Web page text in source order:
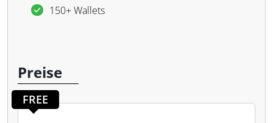
150+ Wallets
Preise
FREE